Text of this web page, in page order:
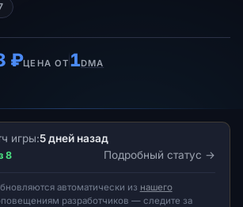
₽ЦЕНА ОТ 1DMA
игры:5 дней назад
8 Подробный статус
автоматически из нашего
разработчиков — следите за